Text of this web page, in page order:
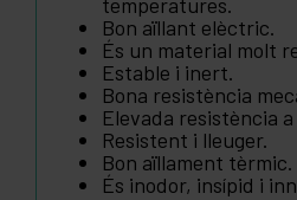
Bon aïllant elèctric.
És un material molt
Estable i inert.
Bona resistència
Elevada resistència
Resistent i lleuger.
Bon aïllament tèrmic.
És inodor, insípid i